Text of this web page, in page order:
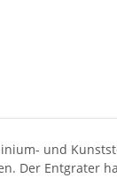
und
Der Entgrater